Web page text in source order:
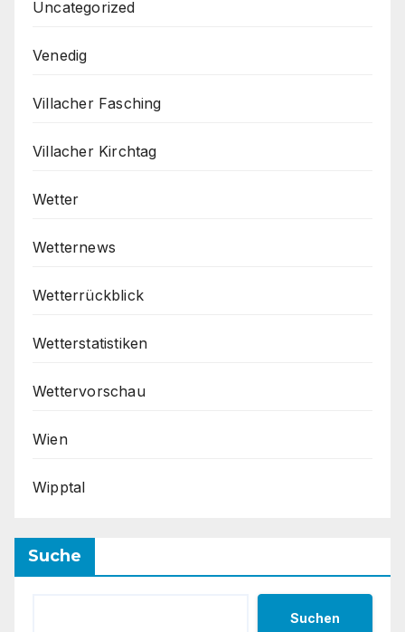
Uncategorized
Venedig
Villacher Fasching
Villacher Kirchtag
Wetter
Wetternews
Wetterrückblick
Wetterstatistiken
Wettervorschau
Wien
Wipptal
Suche
Suchen